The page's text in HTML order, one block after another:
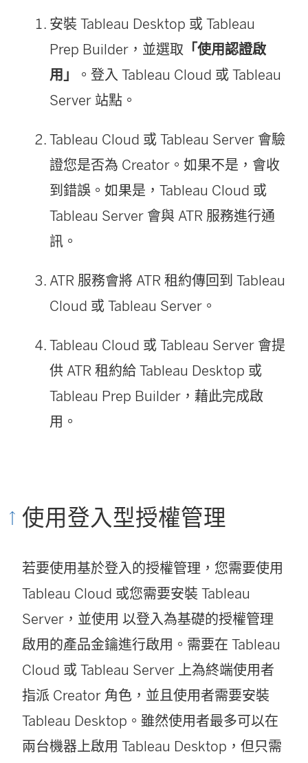
安裝 Tableau Desktop 或 Tableau
Prep Builder ，並選取 「使用認證啟
用」
。登入 Tableau Cloud 或 Tableau
Server 站點。
Tableau Cloud 或 Tableau Server 會驗
證您是否為 Creator。如果不是，會收
到錯誤。如果是， Tableau Cloud 或
Tableau Server 會與 ATR 服務進行通
訊。
ATR 服務會將 ATR 租約傳回到 Tableau
Cloud 或 Tableau Server 。
Tableau Cloud 或 Tableau Server 會提
供 ATR 租約給 Tableau Desktop 或
Tableau Prep Builder ，藉此完成啟
用。
使用登入型授權管理
若要使用基於登入的授權管理，您需要使用
Tableau Cloud 或您需要安裝 Tableau
Server ，並使用 以登入為基礎的授權管理
啟用的產品金鑰進行啟用。需要在 Tableau
Cloud 或 Tableau Server 上為終端使用者
指派 Creator 角色，並且使用者需要安裝
Tableau Desktop 。雖然使用者最多可以在
兩台機器上啟用 Tableau Desktop ，但只需